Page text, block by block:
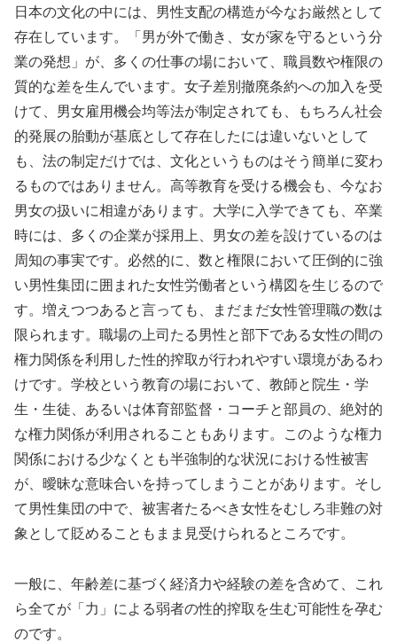
日本の文化の中には、男性支配の構造が今なお厳然として
存在しています。「男が外で働き、女が家を守るという分
業の発想」が、多くの仕事の場において、職員数や権限の
質的な差を生んでいます。女子差別撤廃条約への加入を受
けて、男女雇用機会均等法が制定されても、もちろん社会
的発展の胎動が基底として存在したには違いないとして
も、法の制定だけでは、文化というものはそう簡単に変わ
るものではありません。高等教育を受ける機会も、今なお
男女の扱いに相違があります。大学に入学できても、卒業
時には、多くの企業が採用上、男女の差を設けているのは
周知の事実です。必然的に、数と権限において圧倒的に強
い男性集団に囲まれた女性労働者という構図を生じるので
す。増えつつあると言っても、まだまだ女性管理職の数は
限られます。職場の上司たる男性と部下である女性の間の
権力関係を利用した性的搾取が行われやすい環境があるわ
けです。学校という教育の場において、教師と院生・学
生・生徒、あるいは体育部監督・コーチと部員の、絶対的
な権力関係が利用されることもあります。このような権力
関係における少なくとも半強制的な状況における性被害
が、曖昧な意味合いを持ってしまうことがあります。そし
て男性集団の中で、被害者たるべき女性をむしろ非難の対
象として貶めることもまま見受けられるところです。
一般に、年齢差に基づく経済力や経験の差を含めて、これ
ら全てが「力」による弱者の性的搾取を生む可能性を孕む
のです。